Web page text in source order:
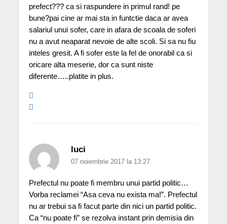
prefect??? ca si raspundere in primul rand! pe
bune?pai cine ar mai sta in funtctie daca ar avea
salariul unui sofer, care in afara de scoala de soferi
nu a avut neaparat nevoie de alte scoli. Si sa nu fiu
inteles gresit. A fi sofer este la fel de onorabil ca si
oricare alta meserie, dor ca sunt niste
diferente…..platite in plus.
luci
07 noiembrie 2017 la 13:27
Prefectul nu poate fi membru unui partid politic…
Vorba reclamei “Asa ceva nu exista ma!”. Prefectul
nu ar trebui sa fi facut parte din nici un partid politic.
Ca “nu poate fi” se rezolva instant prin demisia din